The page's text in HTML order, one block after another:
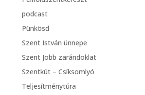
podcast
Pünkösd
Szent István ünnepe
Szent Jobb zarándoklat
Szentkút – Csíksomlyó
Teljesítménytúra